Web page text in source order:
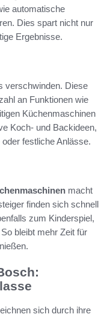
automatische
Dies spart nicht nur
Ergebnisse.
verschwinden. Diese
an Funktionen wie
Küchenmaschinen
Koch- und Backideen,
festliche Anlässe.
macht
finden sich schnell
zum Kinderspiel,
bleibt mehr Zeit für
sich durch ihre